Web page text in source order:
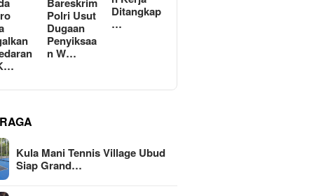
Polri Usut
Dugaan
Penyiksaa
n W…
Ditangkap
…
Kula Mani Tennis Village Ubud
Siap Grand…